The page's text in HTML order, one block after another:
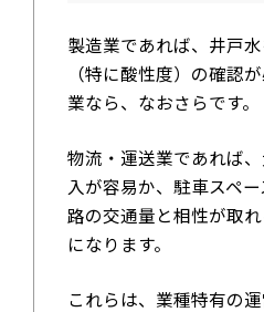
製造業であれば、井戸
（特に酸性度）の確認
業なら、なおさらです。
物流・運送業であれば
入が容易か、駐車スペ
路の交通量と相性が取
になります。
これらは、業種特有の